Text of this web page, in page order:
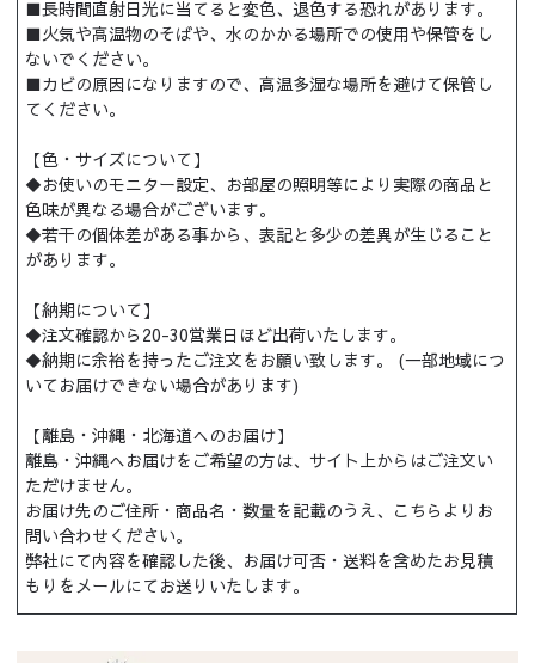
■長時間直射日光に当てると変色、退色する恐れがあります。
■火気や高温物のそばや、水のかかる場所での使用や保管をし
ないでください。
■カビの原因になりますので、高温多湿な場所を避けて保管し
てください。
【色・サイズについて】
◆お使いのモニター設定、お部屋の照明等により実際の商品と
色味が異なる場合がございます。
◆若干の個体差がある事から、表記と多少の差異が生じること
があります。
【納期について】
◆注文確認から20-30営業日ほど出荷いたします。
◆納期に余裕を持ったご注文をお願い致します。 (一部地域につ
いてお届けできない場合があります)
【離島・沖縄・北海道へのお届け】
離島・沖縄へお届けをご希望の方は、サイト上からはご注文い
ただけません。
お届け先のご住所・商品名・数量を記載のうえ、こちらよりお
問い合わせください。
弊社にて内容を確認した後、お届け可否・送料を含めたお見積
もりをメールにてお送りいたします。